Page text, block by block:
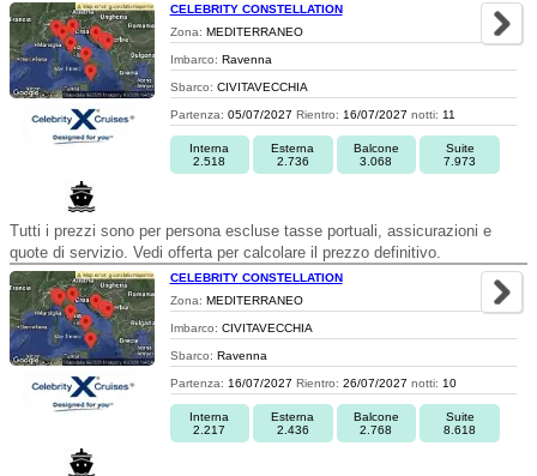
CELEBRITY CONSTELLATION
Zona: MEDITERRANEO
Imbarco: Ravenna
Sbarco: CIVITAVECCHIA
Partenza: 05/07/2027 Rientro: 16/07/2027 notti: 11
Interna
2.518
Esterna
2.736
Balcone
3.068
Suite
7.973
Tutti i prezzi sono per persona escluse tasse portuali, assicurazioni e
quote di servizio. Vedi offerta per calcolare il prezzo definitivo.
CELEBRITY CONSTELLATION
Zona: MEDITERRANEO
Imbarco: CIVITAVECCHIA
Sbarco: Ravenna
Partenza: 16/07/2027 Rientro: 26/07/2027 notti: 10
Interna
2.217
Esterna
2.436
Balcone
2.768
Suite
8.618